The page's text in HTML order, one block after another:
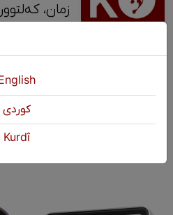
كوردی
Kurdî